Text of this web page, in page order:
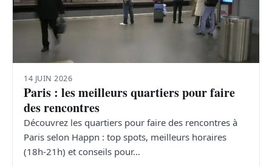
14 JUIN 2026
Paris : les meilleurs quartiers pour faire
des rencontres
Découvrez les quartiers pour faire des rencontres à
Paris selon Happn : top spots, meilleurs horaires
(18h-21h) et conseils pour…